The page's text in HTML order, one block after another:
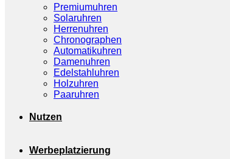
Premiumuhren
Solaruhren
Herrenuhren
Chronographen
Automatikuhren
Damenuhren
Edelstahluhren
Holzuhren
Paaruhren
Nutzen
Werbeplatzierung